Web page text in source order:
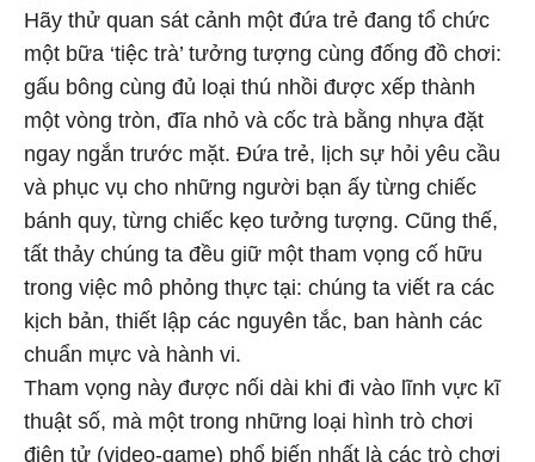
Hãy thử quan sát cảnh một đứa trẻ đang tổ chức
một bữa ‘tiệc trà’ tưởng tượng cùng đống đồ chơi:
gấu bông cùng đủ loại thú nhồi được xếp thành
một vòng tròn, đĩa nhỏ và cốc trà bằng nhựa đặt
ngay ngắn trước mặt. Đứa trẻ, lịch sự hỏi yêu cầu
và phục vụ cho những người bạn ấy từng chiếc
bánh quy, từng chiếc kẹo tưởng tượng. Cũng thế,
tất thảy chúng ta đều giữ một tham vọng cố hữu
trong việc mô phỏng thực tại: chúng ta viết ra các
kịch bản, thiết lập các nguyên tắc, ban hành các
chuẩn mực và hành vi.
Tham vọng này được nối dài khi đi vào lĩnh vực kĩ
thuật số, mà một trong những loại hình trò chơi
điện tử (video-game) phổ biến nhất là các trò chơi